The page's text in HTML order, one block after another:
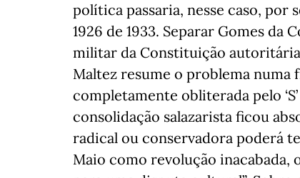
política passaria, nesse caso, por
1926 de 1933. Separar Gomes da
militar da Constituição
Maltez resume o problema numa
completamente obliterada pelo
consolidação salazarista ficou
radical ou conservadora poderá
Maio como revolução